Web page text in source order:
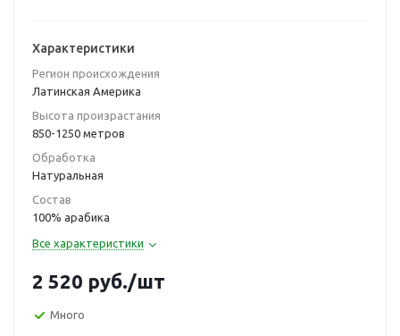
Характеристики
Регион происхождения
Латинская Америка
Высота произрастания
850-1250 метров
Обработка
Натуральная
Состав
100% арабика
Все характеристики
2 520 руб./шт
Много